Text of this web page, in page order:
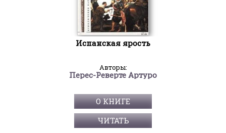
Испанская ярость
Авторы:
Перес-Реверте Артуро
О КНИГЕ
ЧИТАТЬ